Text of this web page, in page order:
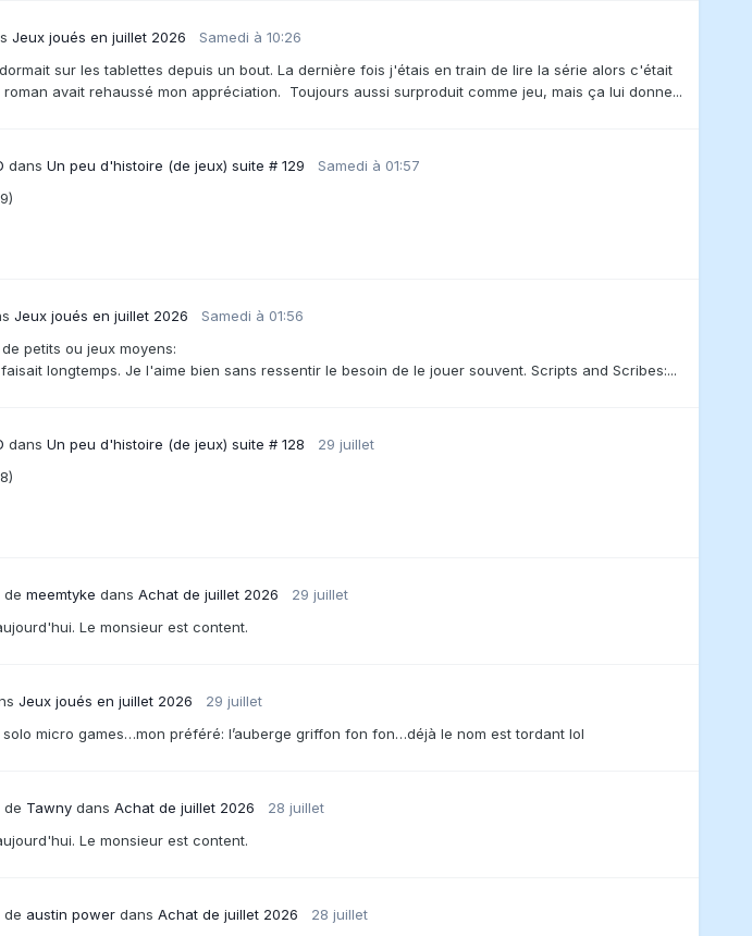
Jeux joués en juillet 2026
Samedi à 10:26
sur les tablettes depuis un bout. La dernière fois j'étais en train de lire la série alors c'était
avait rehaussé mon appréciation. Toujours aussi surproduit comme jeu, mais ça lui donne...
dans Un peu d'histoire (de jeux) suite # 129
Samedi à 01:57
Jeux joués en juillet 2026
Samedi à 01:56
petits ou jeux moyens:
longtemps. Je l'aime bien sans ressentir le besoin de le jouer souvent. Scripts and Scribes:...
dans Un peu d'histoire (de jeux) suite # 128
29 juillet
de meemtyke dans Achat de juillet 2026
29 juillet
Le monsieur est content.
Jeux joués en juillet 2026
29 juillet
micro games…mon préféré: l’auberge griffon fon fon…déjà le nom est tordant lol
de Tawnydans Achat de juillet 2026
28 juillet
Le monsieur est content.
de austin powerdans Achat de juillet 2026
28 juillet